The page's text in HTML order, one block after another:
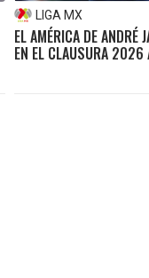
LIGA MX
EL AMÉRICA DE ANDRÉ
EN EL CLAUSURA 2026